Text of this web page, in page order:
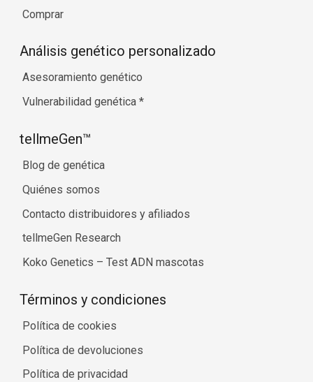
Comprar
Análisis genético personalizado
Asesoramiento genético
Vulnerabilidad genética *
tellmeGen™
Blog de genética
Quiénes somos
Contacto distribuidores y afiliados
tellmeGen Research
Koko Genetics – Test ADN mascotas
Términos y condiciones
Política de cookies
Política de devoluciones
Política de privacidad